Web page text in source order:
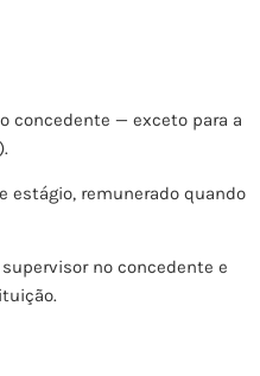
concedente — exceto para a
estágio, remunerado quando
no concedente e